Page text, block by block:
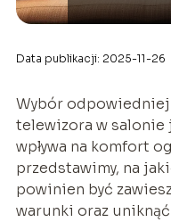
Data publikacji: 2025-11-26
Wybór odpowiedniej
telewizora w salonie
wpływa na komfort
przedstawimy, na
powinien być
warunki oraz